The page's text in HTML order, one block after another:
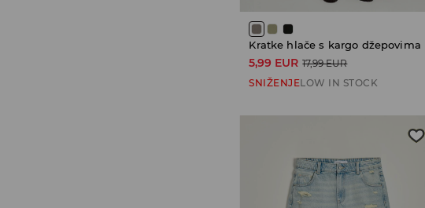
Kratke hlače s kargo džepovima
5,99 EUR 17,99 EUR
SNIŽENJELOW IN STOCK